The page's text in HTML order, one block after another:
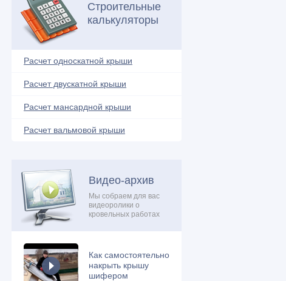
Строительные
калькуляторы
Расчет односкатной крыши
Расчет двускатной крыши
Расчет мансардной крыши
Расчет вальмовой крыши
Видео-архив
Мы собраем для вас
видеоролики о
кровельных работах
Как самостоятельно
накрыть крышу
шифером